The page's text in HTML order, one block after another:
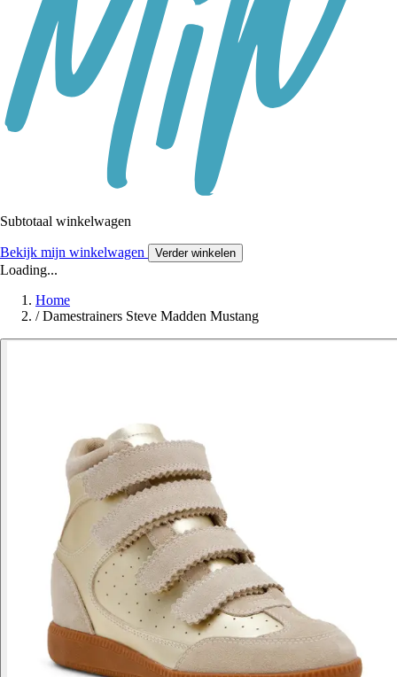
Subtotaal winkelwagen
Bekijk mijn winkelwagen Verder winkelen
Loading...
Home
/ Damestrainers Steve Madden Mustang